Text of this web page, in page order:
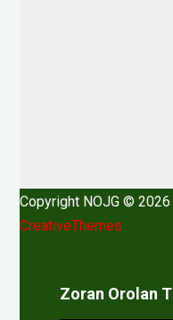
Copyright NOJG ©
CreativeThemes
Zoran Orolan